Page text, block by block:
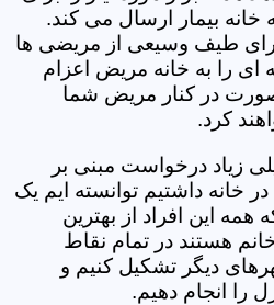
بیمار ارسال می کند.
طیف وسیعی از مریضی ها
ای را به خانه مریض اعزام
صورت در کنار مریض شما
کرد.
زیاد درخواست مبنی بر
خانه داشتیم توانسته ایم یک
این افراد از بهترین
هستند در تمام نقاط
دیگر تشکیل کنیم و
را انجام دهیم.